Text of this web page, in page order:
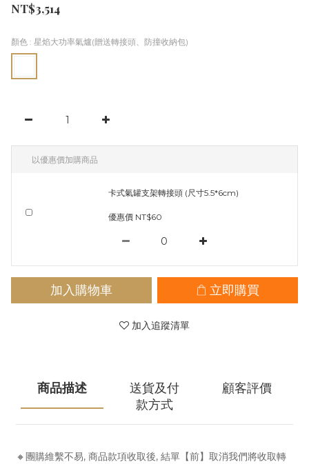
NT$3,514
顏色 : 星焰大功率氣爐(贈送轉接頭、防撞收納包)
以優惠價加購商品
卡式氣罐支架轉接頭 (尺寸5.5*6cm)
優惠價 NT$60
加入購物車 立即購買
加入追蹤清單
商品描述
送貨及付
款方式
顧客評價
🔸團購維繫不易, 商品款項收取後, 結單【前】取消我們將收取轉